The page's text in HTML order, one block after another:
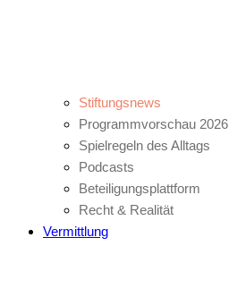
Stiftungsnews
Programmvorschau 2026
Spielregeln des Alltags
Podcasts
Beteiligungsplattform
Recht & Realität
Vermittlung